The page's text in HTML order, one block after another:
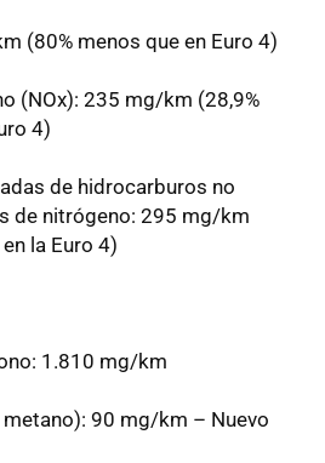
(80% menos que en Euro 4)
(NOx): 235 mg/km (28,9%
4)
de hidrocarburos no
de nitrógeno: 295 mg/km
la Euro 4)
1.810 mg/km
90 mg/km – Nuevo